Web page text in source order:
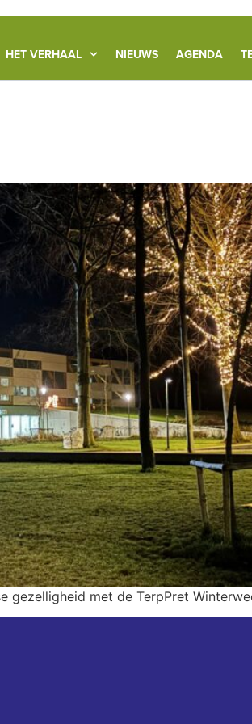
HET VERHAAL NIEUWS AGENDA
gezelligheid met de TerpPret